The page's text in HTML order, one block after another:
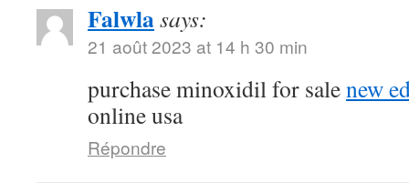
Falwlasays:
21 août 2023 at 14 h 30 min
purchase minoxidil for salenew
online usa
Répondre